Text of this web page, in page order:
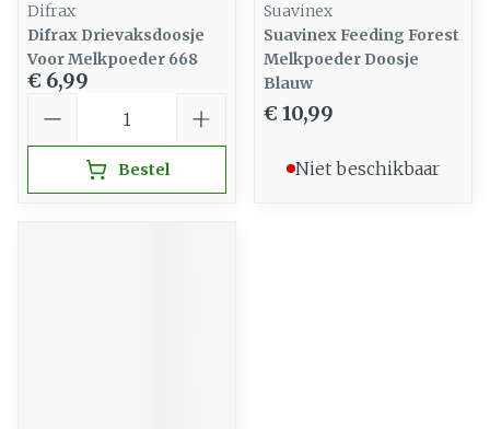
Difrax
Difrax Drievaksdoosje
Voor Melkpoeder 668
€ 6,99
Bestel
Suavinex
Suavinex Feeding Forest
Melkpoeder Doosje
Blauw
€ 10,99
Niet beschikbaar